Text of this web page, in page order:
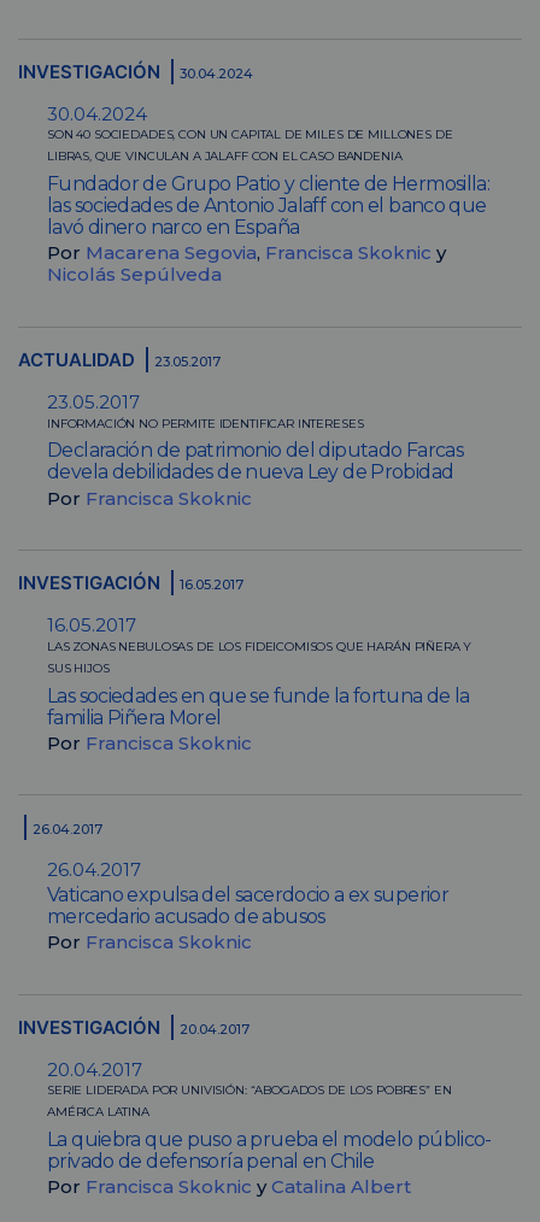
INVESTIGACIÓN 30.04.2024
30.04.2024
SON 40 SOCIEDADES, CON UN CAPITAL DE MILES DE MILLONES DE
LIBRAS, QUE VINCULAN A JALAFF CON EL CASO BANDENIA
Fundador de Grupo Patio y cliente de Hermosilla:
las sociedades de Antonio Jalaff con el banco que
lavó dinero narco en España
Por Macarena Segovia, Francisca Skoknic y
Nicolás Sepúlveda
ACTUALIDAD 23.05.2017
23.05.2017
INFORMACIÓN NO PERMITE IDENTIFICAR INTERESES
Declaración de patrimonio del diputado Farcas
devela debilidades de nueva Ley de Probidad
Por Francisca Skoknic
INVESTIGACIÓN 16.05.2017
16.05.2017
LAS ZONAS NEBULOSAS DE LOS FIDEICOMISOS QUE HARÁN PIÑERA Y
SUS HIJOS
Las sociedades en que se funde la fortuna de la
familia Piñera Morel
Por Francisca Skoknic
26.04.2017
26.04.2017
Vaticano expulsa del sacerdocio a ex superior
mercedario acusado de abusos
Por Francisca Skoknic
INVESTIGACIÓN 20.04.2017
20.04.2017
SERIE LIDERADA POR UNIVISIÓN: “ABOGADOS DE LOS POBRES” EN
AMÉRICA LATINA
La quiebra que puso a prueba el modelo público-
privado de defensoría penal en Chile
Por Francisca Skoknic yCatalina Albert